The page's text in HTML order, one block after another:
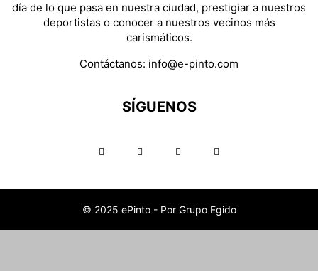
día de lo que pasa en nuestra ciudad, prestigiar a nuestros
deportistas o conocer a nuestros vecinos más
carismáticos.
Contáctanos: info@e-pinto.com
SÍGUENOS
© 2025 ePinto - Por Grupo Egido